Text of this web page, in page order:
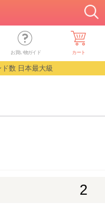
お買い物ガイド カート
数 日本最大級
2